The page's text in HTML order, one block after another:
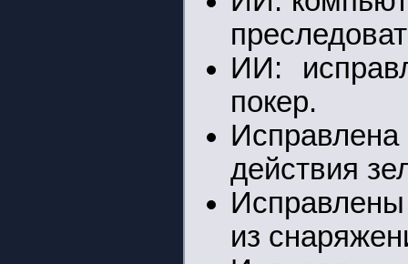
ИИ:
покер.
действия
из